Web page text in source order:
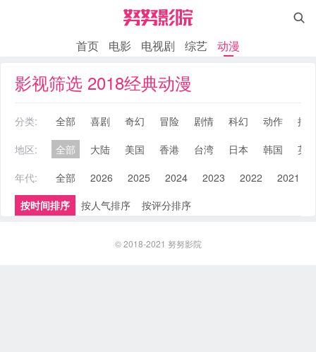

首页 电影 电视剧 综艺 动漫
影视筛选 2018经典动漫
分类: 全部 喜剧 奇幻 冒险 剧情 科幻 动作
搞
地区:
全部 大陆 美国 香港 台湾 日本 韩国
英
年代:
全部 2026 2025 2024 2023 2022 2021
按时间排序
按人气排序 按评分排序
© 2018-2021 努努影院